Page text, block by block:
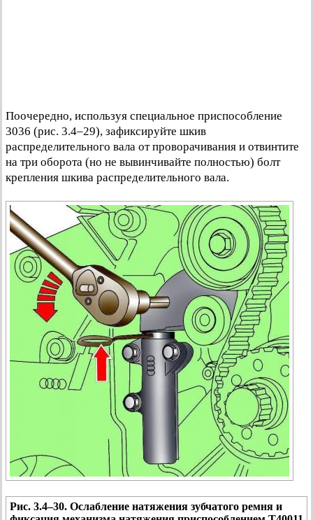
Поочередно, используя специальное приспособление
3036 (рис. 3.4–29), зафиксируйте шкив
распределительного вала от проворачивания и отвинтите
на три оборота (но не вывинчивайте полностью) болт
крепления шкива распределительного вала.
Рис. 3.4–30. Ослабление натяжения зубчатого ремня и